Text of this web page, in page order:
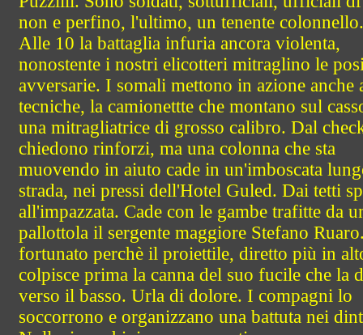
non e perfino, l'ultimo, un tenente colonnello.
Alle 10 la battaglia infuria ancora violenta,
nonostente i nostri elicotteri mitraglino le
avversarie. I somali mettono in azione anche
tecniche, la camionettte che montano sul
una mitragliatrice di grosso calibro. Dal
chiedono rinforzi, ma una colonna che sta
muovendo in aiuto cade in un'imboscata
strada, nei pressi dell'Hotel Guled. Dai tetti
all'impazzata. Cade con le gambe trafitte da
pallottola il sergente maggiore Stefano
fortunato perchè il proiettile, diretto più in
colpisce prima la canna del suo fucile che la
verso il basso. Urla di dolore. I compagni lo
soccorrono e organizzano una battuta nei